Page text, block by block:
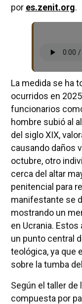
por es.zenit.org.
La medida se ha
ocurridos en
funcionarios
hombre subió al
del siglo XIX,
causando daños
octubre, otro
cerca del altar
penitencial para
manifestante se
mostrando un
en Ucrania.
un punto central
teológica, ya que
sobre la tumba
Según el taller de
compuesta por